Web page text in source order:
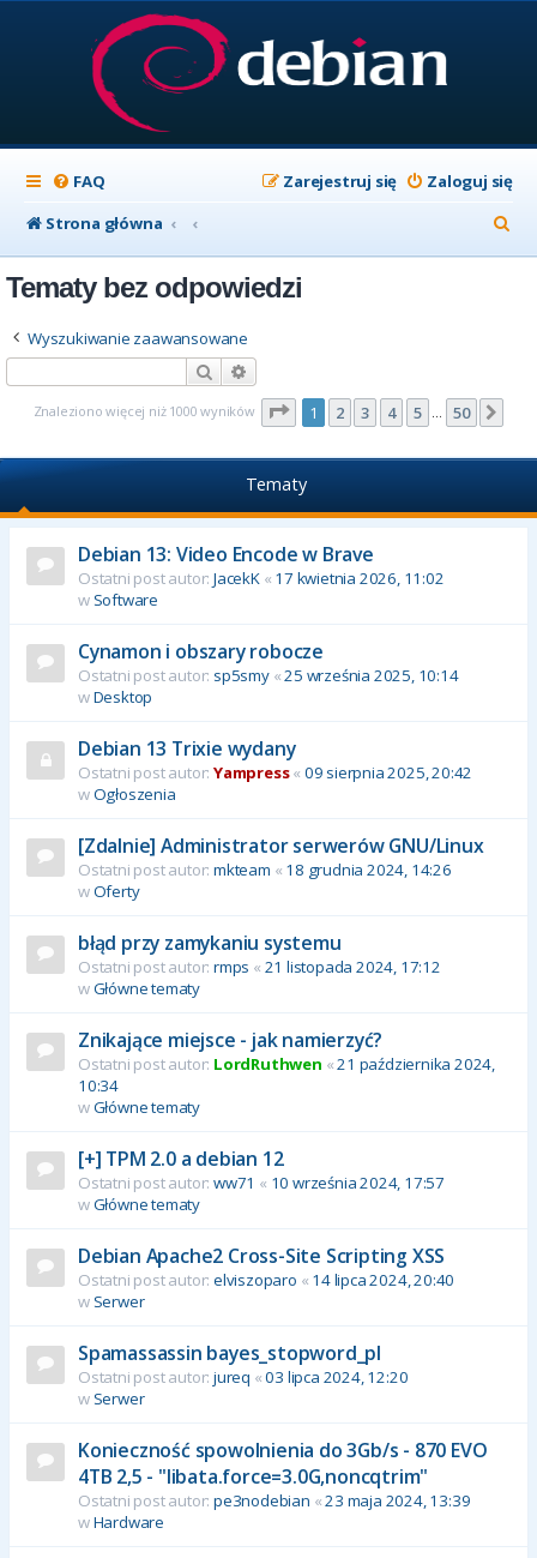
FAQ Zaloguj się
Zarejestruj się
Strona główna
z
Tematy bez odpowiedzi
Wyszukiwanie zaawansowane
Szukaj
Znaleziono więcej niż 1000 wyników Strona z50
1 2 3 4 5 … 50
Tematy
Debian 13: Video Encode w Brave
Ostatni post autor: JacekK« 17 kwietnia 2026, 11:02
w Software
Cynamon i obszary robocze
Ostatni post autor: sp5smy«25 września 2025, 10:14
wDesktop
Debian 13 Trixie wydany
Ostatni post autor: Yampress« 09 sierpnia 2025, 20:42
wOgłoszenia
[Zdalnie] Administrator serwerów GNU/Linux
Ostatni post autor: mkteam « 18 grudnia 2024, 14:26
wOferty
błąd przy zamykaniu systemu
Ostatni post autor: rmps « 21 listopada 2024, 17:12
wGłówne tematy
Znikające miejsce - jak namierzyć?
Ostatni post autor: LordRuthwen «21 października 2024,
10:34
wGłówne tematy
[+] TPM 2.0 a debian 12
Ostatni post autor: ww71 « 10 września 2024, 17:57
wGłówne tematy
Debian Apache2 Cross-Site Scripting XSS
Ostatni post autor: elviszoparo « 14 lipca 2024, 20:40
w Serwer
Spamassassin bayes_stopword_pl
Ostatni post autor: jureq «03 lipca 2024, 12:20
w Serwer
Konieczność spowolnienia do 3Gb/s - 870 EVO
4TB 2,5 - "libata.force=3.0G,noncqtrim"
Ostatni post autor: pe3nodebian «23 maja 2024, 13:39
wHardware